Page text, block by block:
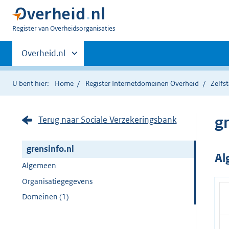
U
Register van Overheidsorganisaties
Primaire
navigatie
Andere
sites
binnen
Overheid.nl
U bent hier: Home Register Internetdomeinen Overheid
Terug naar Sociale Verzekeringsbank
grensinfo.nl
Algemeen
Organisatiegegevens
Domeinen (1)